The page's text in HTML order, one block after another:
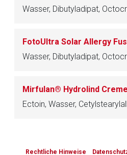
FotoUltra Solar Allergy
Mirfulan® Hydrolind Creme
Rechtliche Hinweise